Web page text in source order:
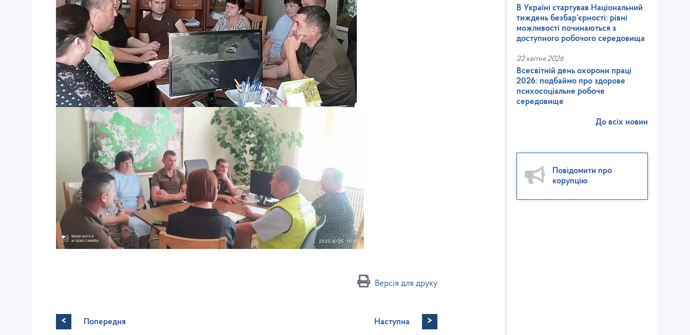
Версія для друку
< Попередня Наступна >
В Україні стартував Національний
тиждень безбар’єрності: рівні
можливості починаються з
доступного робочого середовища
22 квітня 2026
Всесвітній день охорони праці
2026: подбаймо про здорове
психосоціальне робоче
середовище
До всіх новин
Повідомити про
корупцію